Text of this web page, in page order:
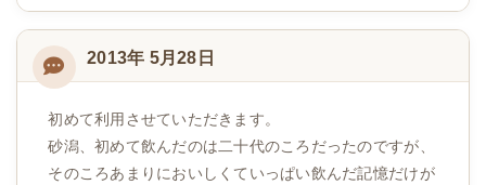
2013年 5月28日
初めて利用させていただきます。
砂潟、初めて飲んだのは二十代のころだったのですが、
そのころあまりにおいしくていっぱい飲んだ記憶だけが